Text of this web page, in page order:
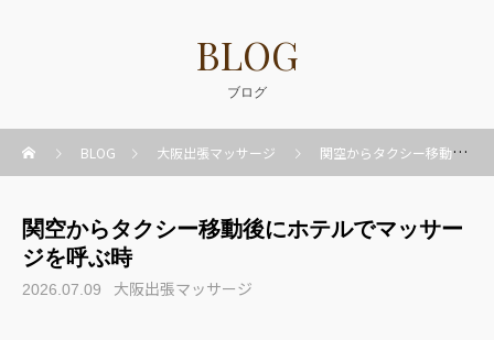
BLOG
ブログ
BLOG 大阪出張マッサージ 関空からタクシー移動後にホテルでマッサージを呼ぶ時
関空からタクシー移動後にホテルでマッサー
ジを呼ぶ時
2026.07.09 大阪出張マッサージ